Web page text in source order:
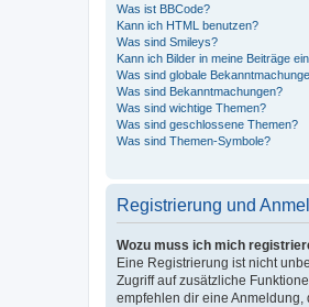
Was ist BBCode?
Kann ich HTML benutzen?
Was sind Smileys?
Kann ich Bilder in meine Beiträge
Was sind globale
Was sind Bekanntmachungen?
Was sind wichtige Themen?
Was sind geschlossene Themen?
Was sind Themen-Symbole?
Registrierung und
Wozu muss ich mich
Eine Registrierung ist nicht
Zugriff auf zusätzliche
empfehlen dir eine Anmeldung,